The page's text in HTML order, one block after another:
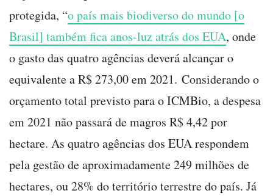
protegida, “o país mais biodiverso do mundo [o
Brasil] também fica anos-luz atrás dos EUA, onde
o gasto das quatro agências deverá alcançar o
equivalente a R$ 273,00 em 2021. Considerando o
orçamento total previsto para o ICMBio, a despesa
em 2021 não passará de magros R$ 4,42 por
hectare. As quatro agências dos EUA respondem
pela gestão de aproximadamente 249 milhões de
hectares, ou 28% do território terrestre do país. Já